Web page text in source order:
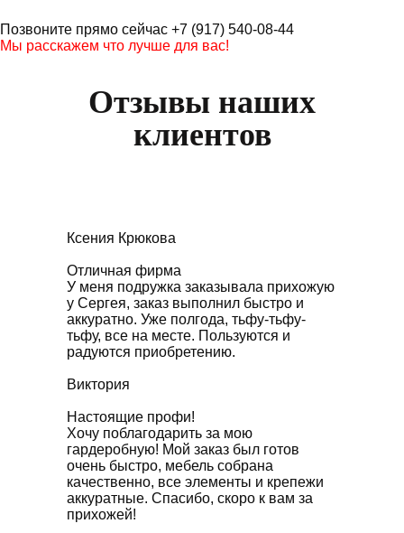
Позвоните прямо сейчас +7 (917) 540-08-44
Мы расскажем что лучше для вас!
Отзывы наших
клиентов
Ксения Крюкова
Отличная фирма
У меня подружка заказывала прихожую
у Сергея, заказ выполнил быстро и
аккуратно. Уже полгода, тьфу-тьфу-
тьфу, все на месте. Пользуются и
радуются приобретению.
Виктория
Настоящие профи!
Хочу поблагодарить за мою
гардеробную! Мой заказ был готов
очень быстро, мебель собрана
качественно, все элементы и крепежи
аккуратные. Спасибо, скоро к вам за
прихожей!